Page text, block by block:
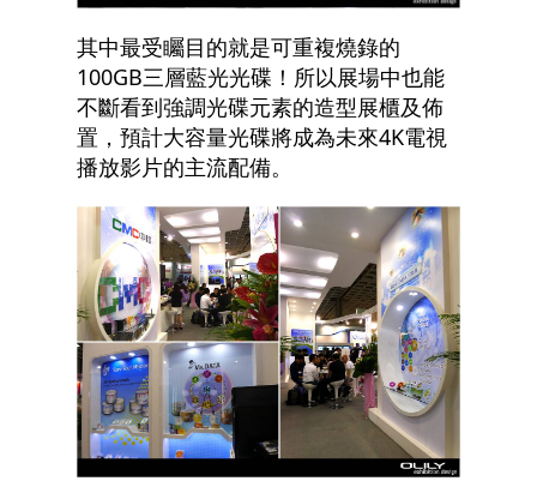
其中最受矚目的就是可重複燒錄的
100GB三層藍光光碟！所以展場中也能
不斷看到強調光碟元素的造型展櫃及佈
置，預計大容量光碟將成為未來4K電視
播放影片的主流配備。